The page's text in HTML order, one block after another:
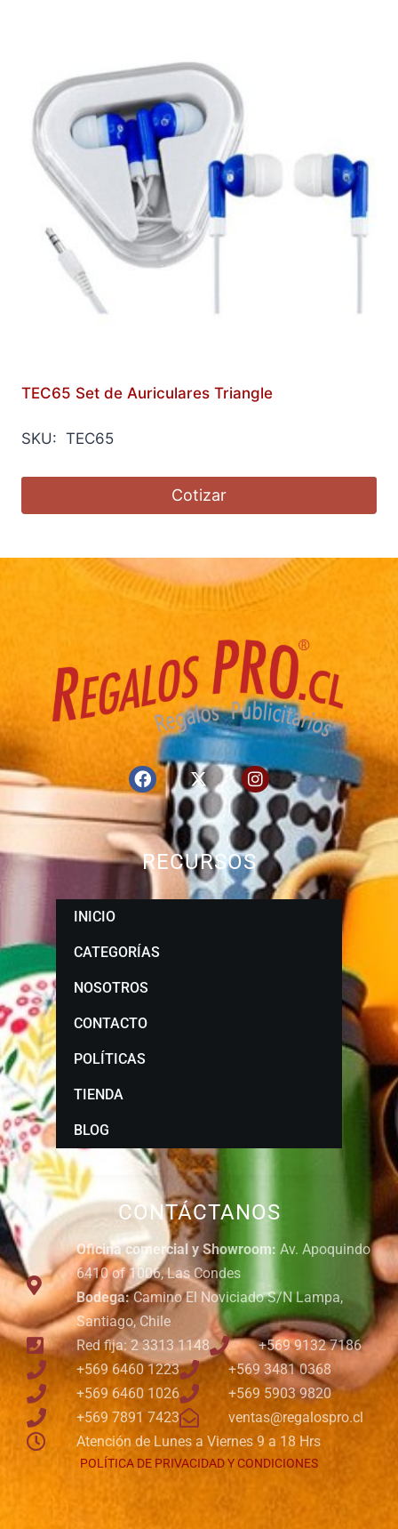
TEC65 Set de Auriculares Triangle
SKU: TEC65
Cotizar
CONTÁCTANOS
Oficina comercial y Showroom: Av. Apoquindo
6410 of 1006, Las Condes
Bodega:Camino El Noviciado S/N Lampa,
Santiago, Chile
Red fija: 2 3313 1148
+569 9132 7186
+569 6460 1223
+569 3481 0368
+569 6460 1026
+569 5903 9820
+569 7891 7423
ventas@regalospro.cl
Atención de Lunes a Viernes 9 a 18 Hrs
POLÍTICA DE PRIVACIDAD Y CONDICIONES
RECURSOS
INICIO
CATEGORÍAS
NOSOTROS
CONTACTO
POLÍTICAS
TIENDA
BLOG